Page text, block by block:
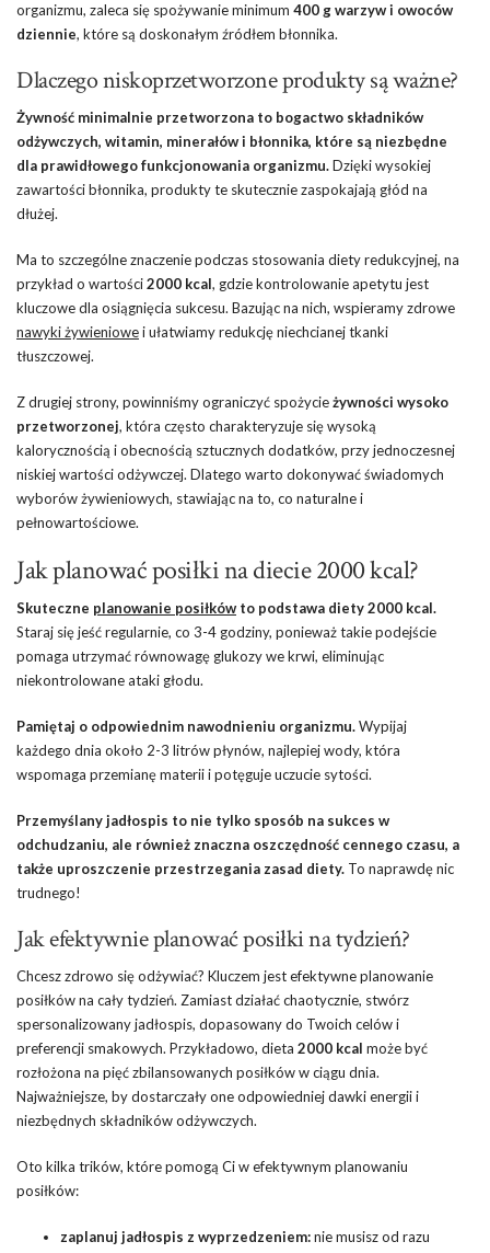
organizmu, zaleca się spożywanie minimum 400 g warzyw i owoców
dziennie, które są doskonałym źródłem błonnika.
Dlaczego niskoprzetworzone produkty są ważne?
Żywność minimalnie przetworzona to bogactwo składników
odżywczych, witamin, minerałów i błonnika, które są niezbędne
dla prawidłowego funkcjonowania organizmu.Dzięki wysokiej
zawartości błonnika, produkty te skutecznie zaspokajają głód na
dłużej.
Ma to szczególne znaczenie podczas stosowania diety redukcyjnej, na
przykład o wartości2000 kcal, gdzie kontrolowanie apetytu jest
kluczowe dla osiągnięcia sukcesu. Bazując na nich, wspieramy zdrowe
nawyki żywieniowei ułatwiamy redukcję niechcianej tkanki
tłuszczowej.
Z drugiej strony, powinniśmy ograniczyć spożycieżywności wysoko
przetworzonej, która często charakteryzuje się wysoką
kalorycznością i obecnością sztucznych dodatków, przy jednoczesnej
niskiej wartości odżywczej. Dlatego warto dokonywać świadomych
wyborów żywieniowych, stawiając na to, co naturalne i
pełnowartościowe.
Jak planować posiłki na diecie 2000 kcal?
Skuteczne planowanie posiłków to podstawa diety 2000 kcal.
Staraj się jeść regularnie, co 3-4 godziny, ponieważ takie podejście
pomaga utrzymać równowagę glukozy we krwi, eliminując
niekontrolowane ataki głodu.
Pamiętaj o odpowiednim nawodnieniu organizmu.Wypijaj
każdego dnia około 2-3 litrów płynów, najlepiej wody, która
wspomaga przemianę materii i potęguje uczucie sytości.
Przemyślany jadłospis to nie tylko sposób na sukces w
odchudzaniu, ale również znaczna oszczędność cennego czasu, a
także uproszczenie przestrzegania zasad diety. To naprawdę nic
trudnego!
Jak efektywnie planować posiłki na tydzień?
Chcesz zdrowo się odżywiać? Kluczem jest efektywne planowanie
posiłków na cały tydzień. Zamiast działać chaotycznie, stwórz
spersonalizowany jadłospis, dopasowany do Twoich celów i
preferencji smakowych. Przykładowo, dieta 2000 kcal może być
rozłożona na pięć zbilansowanych posiłków w ciągu dnia.
Najważniejsze, by dostarczały one odpowiedniej dawki energii i
niezbędnych składników odżywczych.
Oto kilka trików, które pomogą Ci w efektywnym planowaniu
posiłków:
zaplanuj jadłospis z wyprzedzeniem:nie musisz od razu